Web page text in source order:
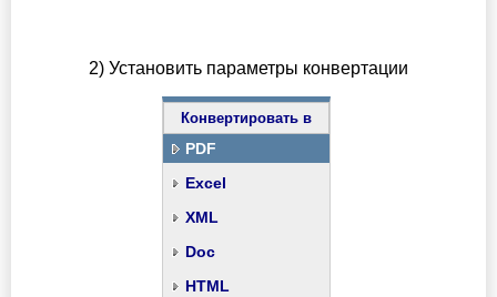
2) Установить параметры конвертации
Конвертировать в
PDF
Excel
XML
Doc
HTML